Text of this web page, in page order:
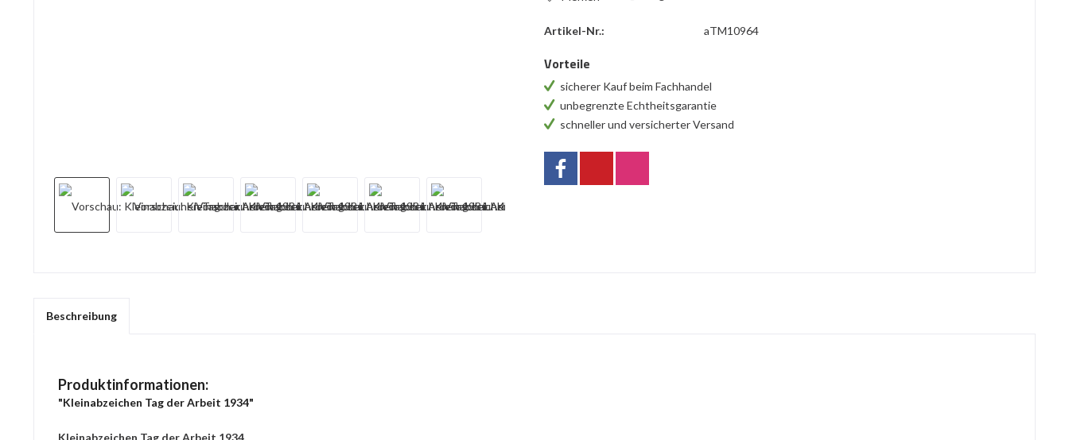
Artikel-Nr.: aTM10964
Vorteile
sicherer Kauf beim Fachhandel
unbegrenzte Echtheitsgarantie
schneller und versicherter Versand
Beschreibung
Produktinformationen:
"Kleinabzeichen Tag der Arbeit 1934"
Kleinabzeichen Tag der Arbeit 1934.